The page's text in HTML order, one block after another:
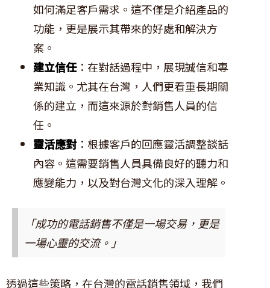
如何滿足客戶需求。這不僅是介紹產品的
功能，更是展示其帶來的好處和解決方
案。
建立信任：在對話過程中，展現誠信和專
業知識。尤其在台灣，人們更看重長期關
係的建立，而這來源於對銷售人員的信
任。
靈活應對：根據客戶的回應靈活調整談話
內容。這需要銷售人員具備良好的聽力和
應變能力，以及對台灣文化的深入理解。
「成功的電話銷售不僅是一場交易，更是
一場心靈的交流。」
透過這些策略，在台灣的電話銷售領域，我們